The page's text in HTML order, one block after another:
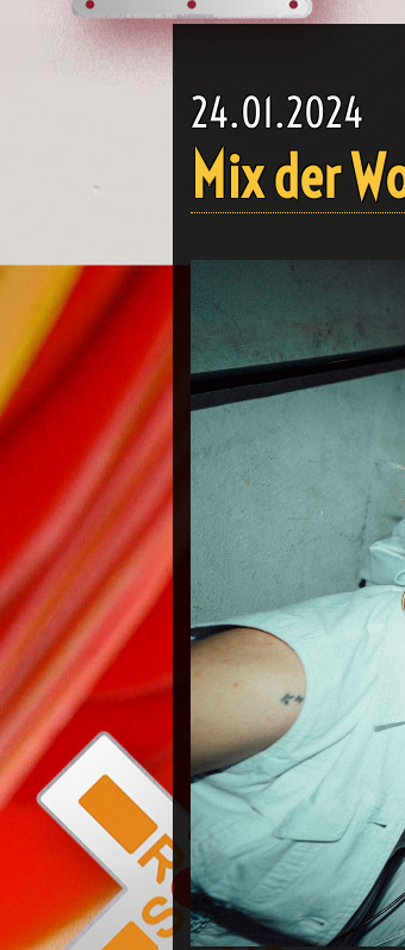
24.01.2024
Mix der